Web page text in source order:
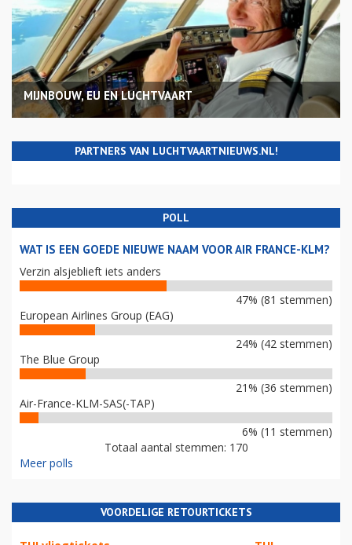
MIJNBOUW, EU EN LUCHTVAART
PARTNERS VAN LUCHTVAARTNIEUWS.NL!
POLL
WAT IS EEN GOEDE NIEUWE NAAM VOOR AIR FRANCE-KLM?
Verzin alsjeblieft iets anders
47% (81 stemmen)
European Airlines Group (EAG)
24% (42 stemmen)
The Blue Group
21% (36 stemmen)
Air-France-KLM-SAS(-TAP)
6% (11 stemmen)
Totaal aantal stemmen: 170
Meer polls
VOORDELIGE RETOURTICKETS